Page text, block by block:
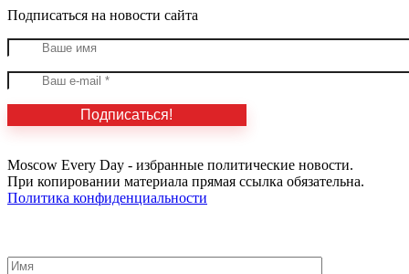
Подписаться на новости сайта
Moscow Every Day - избранные политические новости.
При копировании материала прямая ссылка обязательна.
Политика конфиденциальности